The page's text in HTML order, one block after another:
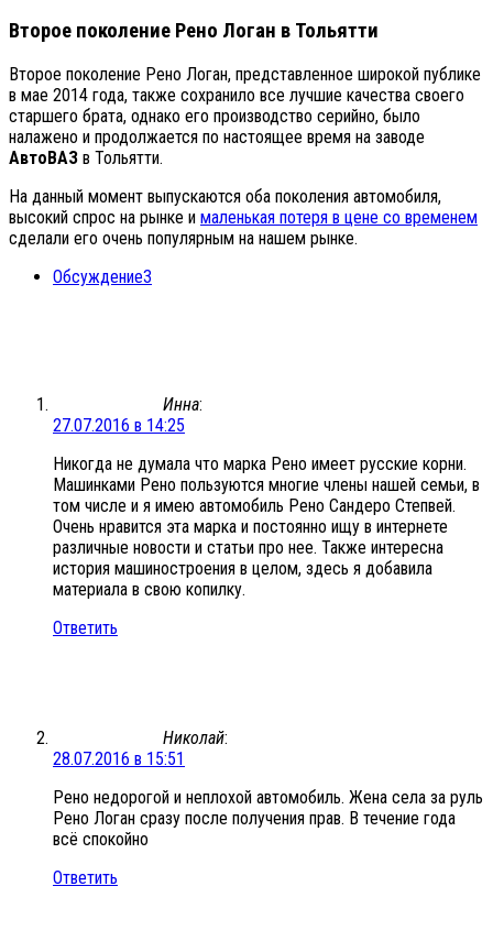
Второе поколение Рено Логан в Тольятти
Второе поколение Рено Логан, представленное широкой публике
в мае 2014 года, также сохранило все лучшие качества своего
старшего брата, однако его производство серийно, было
налажено и продолжается по настоящее время на заводе
АвтоВАЗ в Тольятти.
На данный момент выпускаются оба поколения автомобиля,
высокий спрос на рынке и маленькая потеря в цене со временем
сделали его очень популярным на нашем рынке.
Обсуждение3
Инна:
27.07.2016 в 14:25
Никогда не думала что марка Рено имеет русские корни.
Машинками Рено пользуются многие члены нашей семьи, в
том числе и я имею автомобиль Рено Сандеро Степвей.
Очень нравится эта марка и постоянно ищу в интернете
различные новости и статьи про нее. Также интересна
история машиностроения в целом, здесь я добавила
материала в свою копилку.
Ответить
Николай:
28.07.2016 в 15:51
Рено недорогой и неплохой автомобиль. Жена села за руль
Рено Логан сразу после получения прав. В течение года
всё спокойно
Ответить